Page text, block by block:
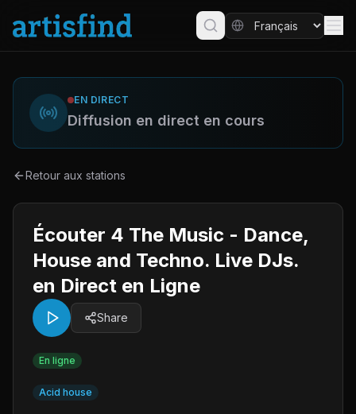
EN DIRECT
Diffusion en direct en cours
Retour aux stations
Écouter 4 The Music - Dance,
House and Techno. Live DJs.
en Direct en Ligne
Share
En ligne
Acid house